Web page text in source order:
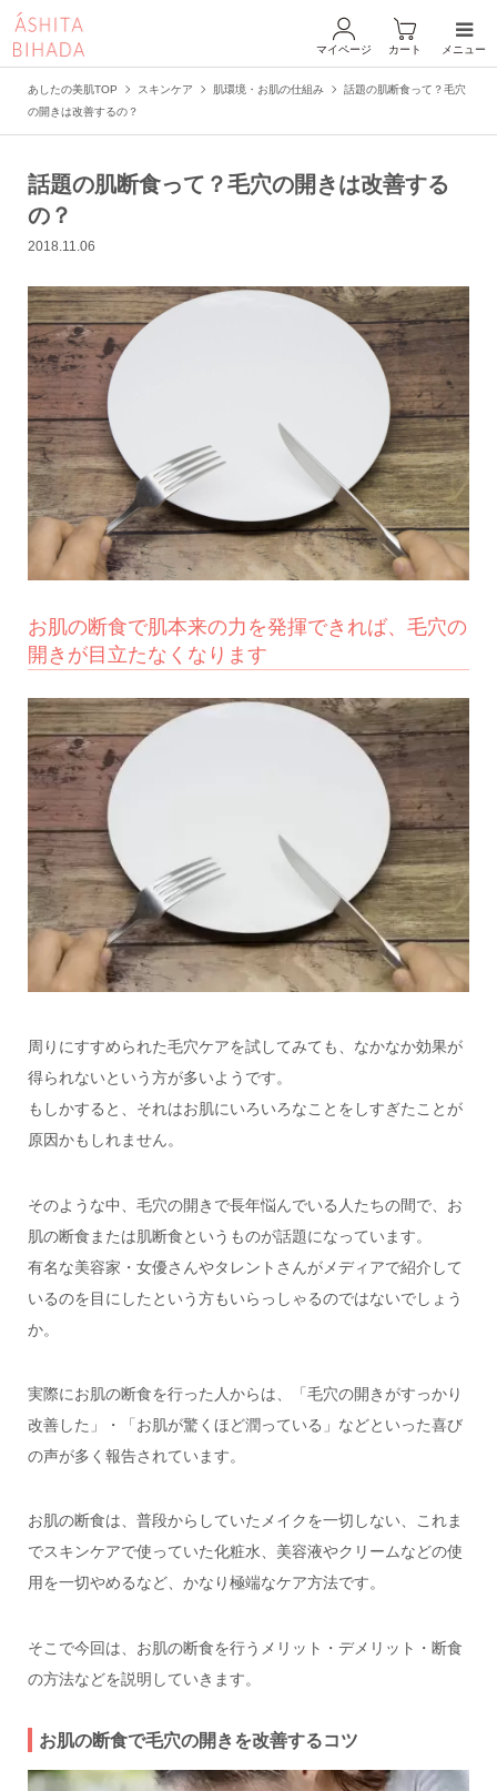
マイページ カート メニュー
あしたの美肌TOP スキンケア 肌環境・お肌の仕組み
話題の肌断食って？毛穴
の開きは改善するの？
話題の肌断食って？毛穴の開きは改善する
の？
2018.11.06
お肌の断食で肌本来の力を発揮できれば、毛穴の
開きが目立たなくなります
周りにすすめられた毛穴ケアを試してみても、なかなか効果が
得られないという方が多いようです。
もしかすると、それはお肌にいろいろなことをしすぎたことが
原因かもしれません。
そのような中、毛穴の開きで長年悩んでいる人たちの間で、お
肌の断食または肌断食というものが話題になっています。
有名な美容家・女優さんやタレントさんがメディアで紹介して
いるのを目にしたという方もいらっしゃるのではないでしょう
か。
実際にお肌の断食を行った人からは、「毛穴の開きがすっかり
改善した」・「お肌が驚くほど潤っている」などといった喜び
の声が多く報告されています。
お肌の断食は、普段からしていたメイクを一切しない、これま
でスキンケアで使っていた化粧水、美容液やクリームなどの使
用を一切やめるなど、かなり極端なケア方法です。
そこで今回は、お肌の断食を行うメリット・デメリット・断食
の方法などを説明していきます。
お肌の断食で毛穴の開きを改善するコツ